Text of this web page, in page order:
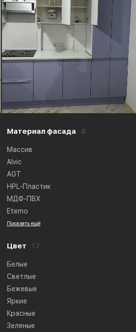
Материал фасада 8
Массив
Alvic
AGT
HPL-Пластик
МДФ-ПВХ
Eterno
Показать ещё
Цвет 17
Белые
Светлые
Бежевые
Яркие
Красные
Зеленые